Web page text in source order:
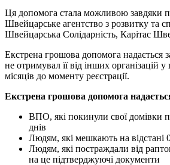
Ця допомога стала можливою завдяки
Швейцарське агентство з розвитку та
Швейцарська Солідарність, Карітас
Екстрена грошова допомога надається
не отримувал її від інших організацій у
місяців до моменту реєстрації.
Екстрена грошова допомога
ВПО, які покинули свої домівки
днів
Людям, які мешкають на відстані
Людям, які постраждали від
на це підтверджуючі документи